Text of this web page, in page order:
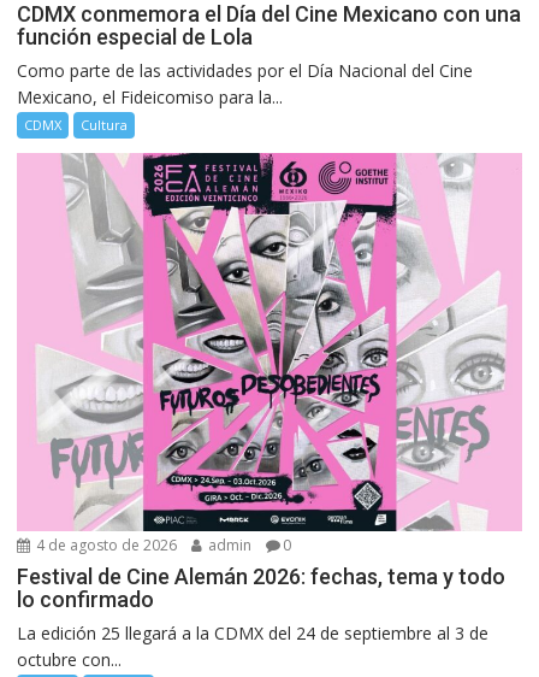
CDMX conmemora el Día del Cine Mexicano con una
función especial de Lola
Como parte de las actividades por el Día Nacional del Cine
Mexicano, el Fideicomiso para la...
CDMX Cultura
4 de agosto de 2026 admin 0
Festival de Cine Alemán 2026: fechas, tema y todo
lo confirmado
La edición 25 llegará a la CDMX del 24 de septiembre al 3 de
octubre con...